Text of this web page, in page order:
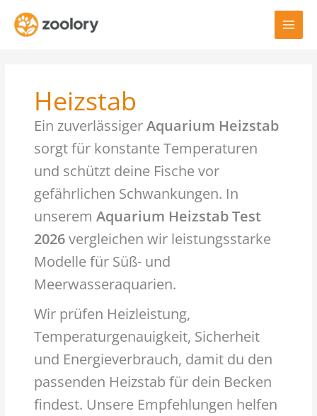
Inhalt
springen
Heizstab
Ein zuverlässigerAquarium Heizstab
sorgt für konstante Temperaturen
und schützt deine Fische vor
gefährlichen Schwankungen. In
unseremAquarium Heizstab Test
2026vergleichen wir leistungsstarke
Modelle für Süß- und
Meerwasseraquarien.
Wir prüfen Heizleistung,
Temperaturgenauigkeit, Sicherheit
und Energieverbrauch, damit du den
passenden Heizstab für dein Becken
findest. Unsere Empfehlungen helfen